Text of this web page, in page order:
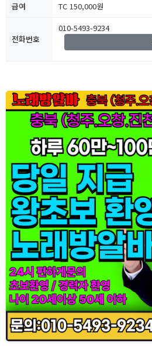
급여
TC 150,000원
전화번호
010-5493-9234